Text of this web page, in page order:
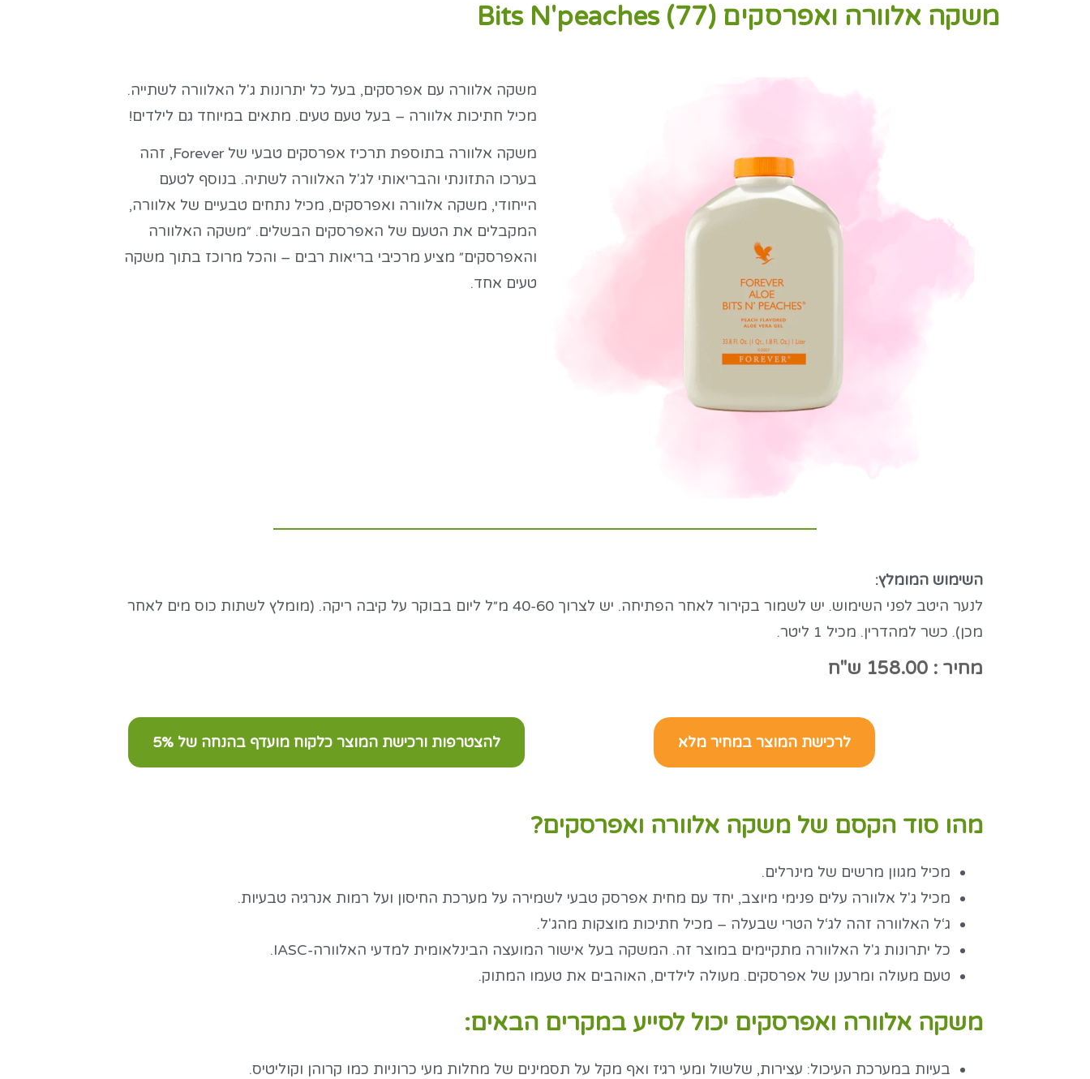
משקה אלוורה ואפרסקים (77) Bits N'peaches
משקה אלוורה עם אפרסקים, בעל כל יתרונות ג'ל האלוורה לשתייה.
מכיל חתיכות אלוורה – בעל טעם טעים. מתאים במיוחד גם לילדים!
משקה אלוורה בתוספת תרכיז אפרסקים טבעי של Forever, זהה
בערכו התזונתי והבריאותי לג'ל האלוורה לשתיה. בנוסף לטעם
הייחודי, משקה אלוורה ואפרסקים, מכיל נתחים טבעיים של אלוורה,
המקבלים את הטעם של האפרסקים הבשלים. ״משקה האלוורה
והאפרסקים״ מציע מרכיבי בריאות רבים – והכל מרוכז בתוך משקה
טעים אחד.
השימוש המומלץ:
לנער היטב לפני השימוש. יש לשמור בקירור לאחר הפתיחה. יש לצרוך 40-60 מ״ל ליום בבוקר על קיבה ריקה. (מומלץ לשתות כוס מים לאחר
מכן). כשר למהדרין. מכיל 1 ליטר.
מחיר : 158.00 ש"ח
לרכישת המוצר במחיר מלא להצטרפות ורכישת המוצר כלקוח מועדף בהנחה של 5%
מהו סוד הקסם של משקה אלוורה ואפרסקים?
מכיל מגוון מרשים של מינרלים.
מכיל ג'ל אלוורה עלים פנימי מיוצב, יחד עם מחית אפרסק טבעי לשמירה על מערכת החיסון ועל רמות אנרגיה טבעיות.
ג‘ל האלוורה זהה לג‘ל הטרי שבעלה – מכיל חתיכות מוצקות מהג'ל.
כל יתרונות ג'ל האלוורה מתקיימים במוצר זה. המשקה בעל אישור המועצה הבינלאומית למדעי האלוורה-IASC.
טעם מעולה ומרענן של אפרסקים. מעולה לילדים, האוהבים את טעמו המתוק.
משקה אלוורה ואפרסקים יכול לסייע במקרים הבאים:
בעיות במערכת העיכול: עצירות, שלשול ומעי רגיז ואף מקל על תסמינים של מחלות מעי כרוניות כמו קרוהן וקוליטיס.